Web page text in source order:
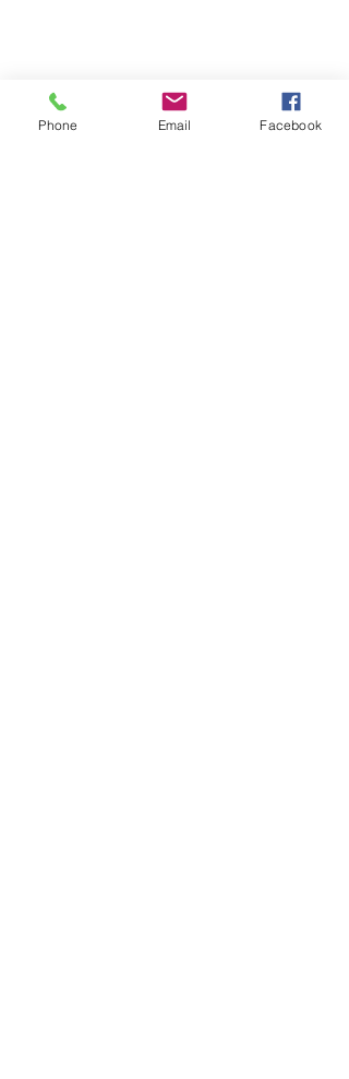
Phone Email Facebook